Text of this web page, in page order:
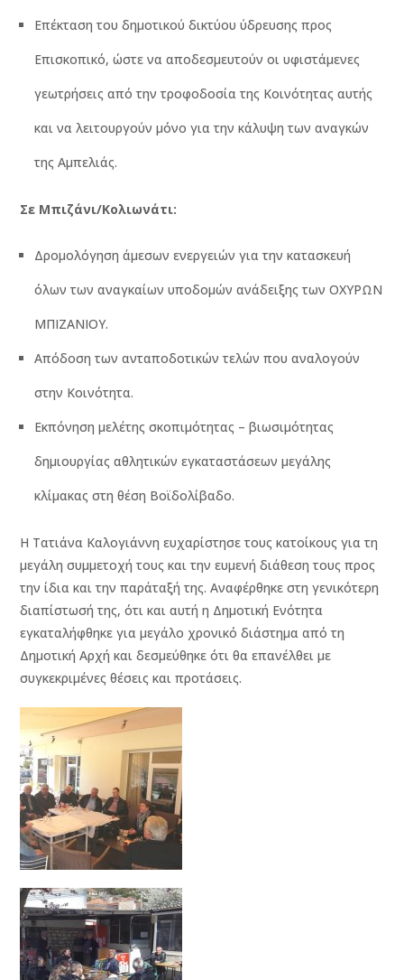
Επέκταση του δημοτικού δικτύου ύδρευσης προς
Επισκοπικό, ώστε να αποδεσμευτούν οι υφιστάμενες
γεωτρήσεις από την τροφοδοσία της Κοινότητας αυτής
και να λειτουργούν μόνο για την κάλυψη των αναγκών
της Αμπελιάς.
Σε Μπιζάνι/Κολιωνάτι:
Δρομολόγηση άμεσων ενεργειών για την κατασκευή
όλων των αναγκαίων υποδομών ανάδειξης των ΟΧΥΡΩΝ
ΜΠΙΖΑΝΙΟΥ.
Απόδοση των ανταποδοτικών τελών που αναλογούν
στην Κοινότητα.
Εκπόνηση μελέτης σκοπιμότητας – βιωσιμότητας
δημιουργίας αθλητικών εγκαταστάσεων μεγάλης
κλίμακας στη θέση Βοϊδολίβαδο.
Η Τατιάνα Καλογιάννη ευχαρίστησε τους κατοίκους για τη
μεγάλη συμμετοχή τους και την ευμενή διάθεση τους προς
την ίδια και την παράταξή της. Αναφέρθηκε στη γενικότερη
διαπίστωσή της, ότι και αυτή η Δημοτική Ενότητα
εγκαταλήφθηκε για μεγάλο χρονικό διάστημα από τη
Δημοτική Αρχή και δεσμεύθηκε ότι θα επανέλθει με
συγκεκριμένες θέσεις και προτάσεις.